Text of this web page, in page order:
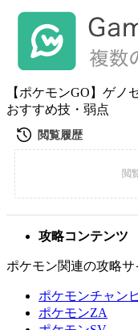
【ポケモンGO】ゲノ
おすすめ技・弱点
攻略コンテンツ
ポケモン関連の攻略サ
ポケモンチャン
ポケモンZA